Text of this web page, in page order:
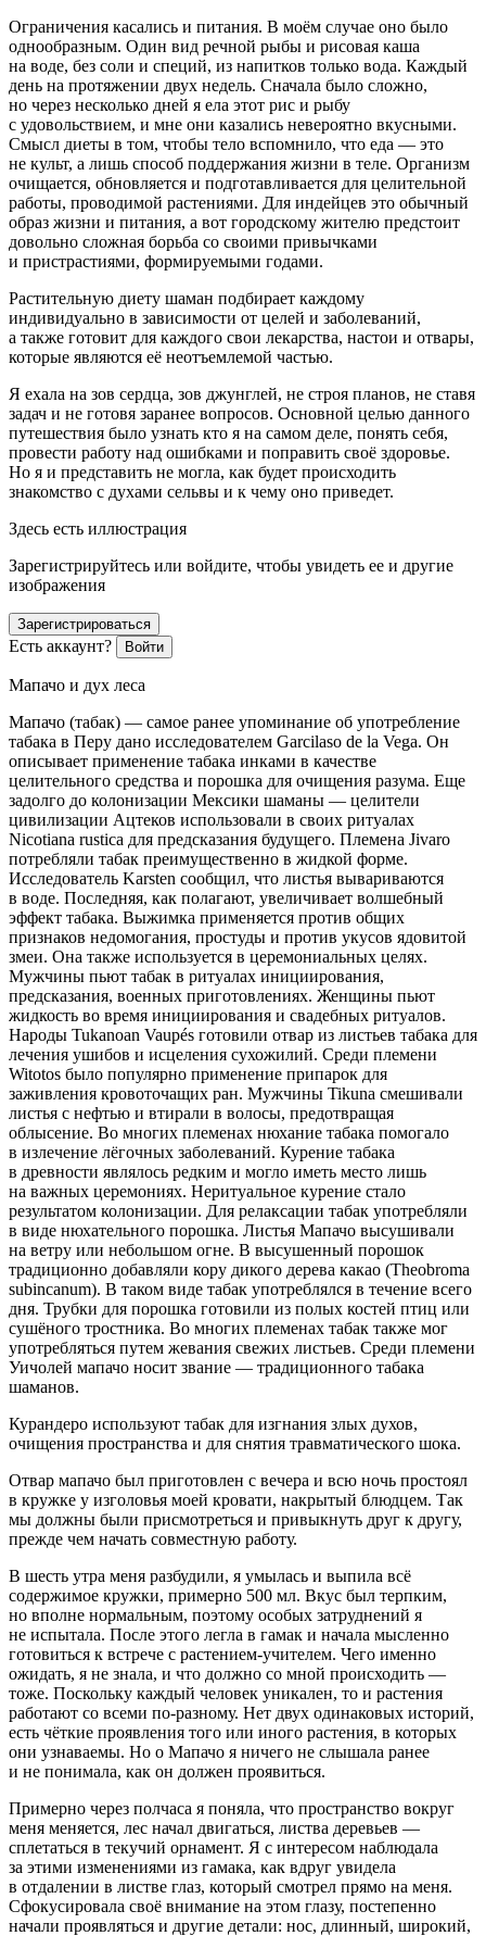
Ограничения касались и питания. В моём случае оно было
однообразным. Один вид речной рыбы и рисовая каша
на воде, без соли и специй, из напитков только вода. Каждый
день на протяжении двух недель. Сначала было сложно,
но через несколько дней я ела этот рис и рыбу
с удовольствием, и мне они казались невероятно вкусными.
Смысл диеты в том, чтобы тело вспомнило, что еда — это
не культ, а лишь способ поддержания жизни в теле. Организм
очищается, обновляется и подготавливается для целительной
работы, проводимой растениями. Для индейцев это обычный
образ жизни и питания, а вот городскому жителю предстоит
довольно сложная борьба со своими привычками
и пристрастиями, формируемыми годами.
Растительную диету шаман подбирает каждому
индивидуально в зависимости от целей и заболеваний,
а также готовит для каждого свои лекарства, настои и отвары,
которые являются её неотъемлемой частью.
Я ехала на зов сердца, зов джунглей, не строя планов, не ставя
задач и не готовя заранее вопросов. Основной целью данного
путешествия было узнать кто я на самом деле, понять себя,
провести работу над ошибками и поправить своё здоровье.
Но я и представить не могла, как будет происходить
знакомство с духами сельвы и к чему оно приведет.
Здесь есть иллюстрация
Зарегистрируйтесь или войдите, чтобы увидеть ее и другие
изображения
Зарегистрироваться
Есть аккаунт? Войти
Мапачо и дух леса
Мапачо (табак) — самое ранее упоминание об употребление
табака в Перу дано исследователем Garcilaso de la Vega. Он
описывает применение табака инками в качестве
целительного средства и порошка для очищения разума. Еще
задолго до колонизации Мексики шаманы — целители
цивилизации Ацтеков использовали в своих ритуалах
Nicotiana rustica для предсказания будущего. Племена Jivaro
потребляли табак преимущественно в жидкой форме.
Исследователь Karsten сообщил, что листья вывариваются
в воде. Последняя, как полагают, увеличивает волшебный
эффект табака. Выжимка применяется против общих
признаков недомогания, простуды и против укусов ядовитой
змеи. Она также используется в церемониальных целях.
Мужчины пьют табак в ритуалах инициирования,
предсказания, военных приготовлениях. Женщины пьют
жидкость во время инициирования и свадебных ритуалов.
Народы Tukanoan Vaupés готовили отвар из листьев табака для
лечения ушибов и исцеления сухожилий. Среди племени
Witotos было популярно применение припарок для
заживления кровоточащих ран. Мужчины Tikuna смешивали
листья с нефтью и втирали в волосы, предотвращая
облысение. Во многих племенах нюхание табака помогало
в излечение лёгочных заболеваний. Курение табака
в древности являлось редким и могло иметь место лишь
на важных церемониях. Неритуальное курение стало
результатом колонизации. Для релаксации табак употребляли
в виде нюхательного порошка. Листья Мапачо высушивали
на ветру или небольшом огне. В высушенный порошок
традиционно добавляли кору дикого дерева какао (Theobroma
subincanum). В таком виде табак употреблялся в течение всего
дня. Трубки для порошка готовили из полых костей птиц или
сушёного тростника. Во многих племенах табак также мог
употребляться путем жевания свежих листьев. Среди племени
Уичолей мапачо носит звание — традиционного табака
шаманов.
Курандеро используют табак для изгнания злых духов,
очищения пространства и для снятия травматического шока.
Отвар мапачо был приготовлен с вечера и всю ночь простоял
в кружке у изголовья моей кровати, накрытый блюдцем. Так
мы должны были присмотреться и привыкнуть друг к другу,
прежде чем начать совместную работу.
В шесть утра меня разбудили, я умылась и выпила всё
содержимое кружки, примерно 500 мл. Вкус был терпким,
но вполне нормальным, поэтому особых затруднений я
не испытала. После этого легла в гамак и начала мысленно
готовиться к встрече с растением-учителем. Чего именно
ожидать, я не знала, и что должно со мной происходить —
тоже. Поскольку каждый человек уникален, то и растения
работают со всеми по-разному. Нет двух одинаковых историй,
есть чёткие проявления того или иного растения, в которых
они узнаваемы. Но о Мапачо я ничего не слышала ранее
и не понимала, как он должен проявиться.
Примерно через полчаса я поняла, что пространство вокруг
меня меняется, лес начал двигаться, листва деревьев —
сплетаться в текучий орнамент. Я с интересом наблюдала
за этими изменениями из гамака, как вдруг увидела
в отдалении в листве глаз, который смотрел прямо на меня.
Сфокусировала своё внимание на этом глазу, постепенно
начали проявляться и другие детали: нос, длинный, широкий,